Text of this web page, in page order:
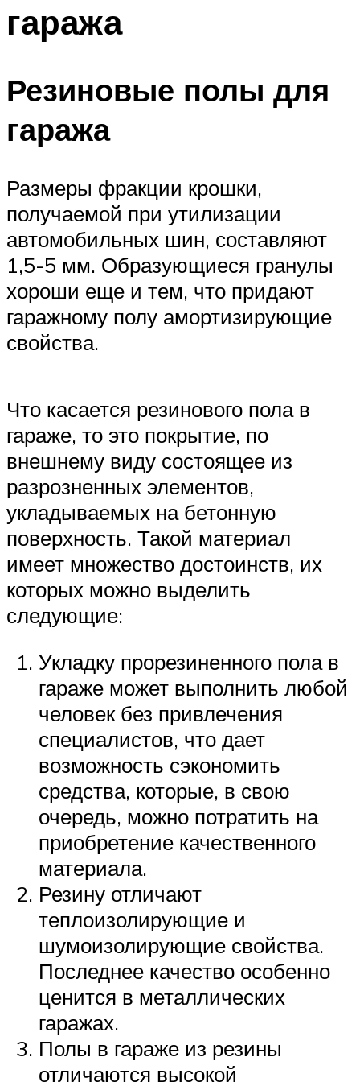
гаража
Резиновые полы для
гаража
Размеры фракции крошки,
получаемой при утилизации
автомобильных шин, составляют
1,5-5 мм. Образующиеся гранулы
хороши еще и тем, что придают
гаражному полу амортизирующие
свойства.
Что касается резинового пола в
гараже, то это покрытие, по
внешнему виду состоящее из
разрозненных элементов,
укладываемых на бетонную
поверхность. Такой материал
имеет множество достоинств, их
которых можно выделить
следующие:
Укладку прорезиненного пола в
гараже может выполнить любой
человек без привлечения
специалистов, что дает
возможность сэкономить
средства, которые, в свою
очередь, можно потратить на
приобретение качественного
материала.
Резину отличают
теплоизолирующие и
шумоизолирующие свойства.
Последнее качество особенно
ценится в металлических
гаражах.
Полы в гараже из резины
отличаются высокой